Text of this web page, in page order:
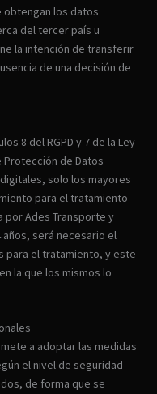
obtengan los datos
del tercer país u
la intención de transferir
de una decisión de
8 del RGPD y 7 de la Ley
Protección de Datos
solo los mayores
para el tratamiento
por Ades Transporte y
años, será necesario el
para el tratamiento, y este
la que los mismos lo
a adoptar las medidas
el nivel de seguridad
de forma que se